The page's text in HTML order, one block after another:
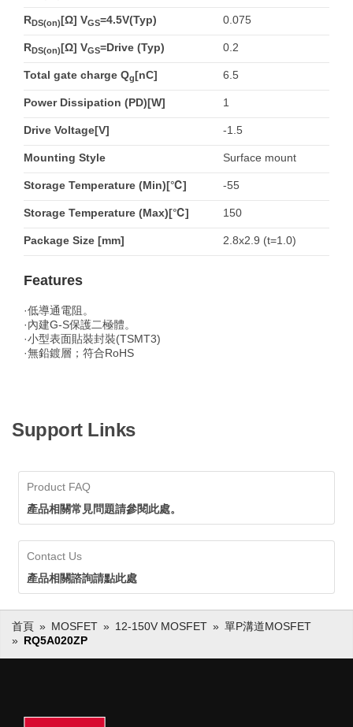
RDS(on)[Ω] VGS=4.5V(Typ) 0.075
RDS(on)[Ω] VGS=Drive (Typ) 0.2
Total gate charge Qg[nC] 6.5
Power Dissipation (PD)[W] 1
Drive Voltage[V] -1.5
Mounting Style Surface mount
Storage Temperature (Min)[℃] -55
Storage Temperature (Max)[℃] 150
Package Size [mm] 2.8x2.9 (t=1.0)
Features
·低導通電阻。
·內建G-S保護二極體。
·小型表面貼裝封裝(TSMT3)
·無鉛鍍層；符合RoHS
Support Links
Product FAQ
產品相關常見問題請參閱此處。
Contact Us
產品相關諮詢請點此處
首頁 MOSFET 12-150V MOSFET
單P溝道MOSFET
RQ5A020ZP